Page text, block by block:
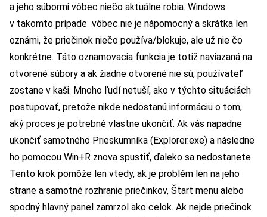
a jeho súbormi vôbec niečo aktuálne robia. Windows
v takomto prípade vôbec nie je nápomocný a skrátka len
oznámi, že priečinok niečo používa/blokuje, ale už nie čo
konkrétne. Táto oznamovacia funkcia je totiž naviazaná na
otvorené súbory a ak žiadne otvorené nie sú, používateľ
zostane v kaši. Mnoho ľudí netuší, ako v týchto situáciách
postupovať, pretože nikde nedostanú informáciu o tom,
aký proces je potrebné vlastne ukončiť. Ak vás napadne
ukončiť samotného Prieskumníka (Explorer.exe) a následne
ho pomocou Win+R znova spustiť, ďaleko sa nedostanete.
Tento krok pomôže len vtedy, ak je problém len na jeho
strane a samotné rozhranie priečinkov, Štart menu alebo
spodný hlavný panel zamrzol ako celok. Ak nejde priečinok